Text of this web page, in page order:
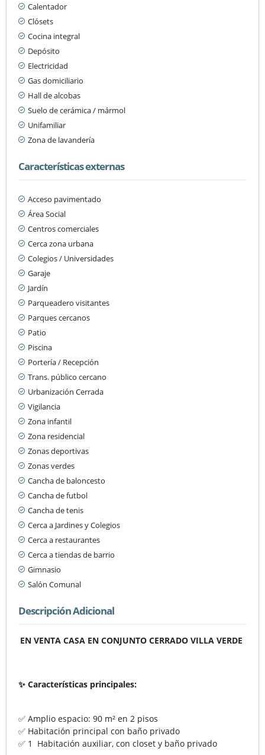
Calentador
Clósets
Cocina integral
Depósito
Electricidad
Gas domiciliario
Hall de alcobas
Suelo de cerámica / mármol
Unifamiliar
Zona de lavandería
Características externas
Acceso pavimentado
Área Social
Centros comerciales
Cerca zona urbana
Colegios / Universidades
Garaje
Jardín
Parqueadero visitantes
Parques cercanos
Patio
Piscina
Portería / Recepción
Trans. público cercano
Urbanización Cerrada
Vigilancia
Zona infantil
Zona residencial
Zonas deportivas
Zonas verdes
Cancha de baloncesto
Cancha de futbol
Cancha de tenis
Cerca a Jardines y Colegios
Cerca a restaurantes
Cerca a tiendas de barrio
Gimnasio
Salón Comunal
Descripción Adicional
EN VENTA CASA EN CONJUNTO CERRADO VILLA VERDE
✨ Características principales:
✅ Amplio espacio: 90 m² en 2 pisos
✅ Habitación principal con baño privado
✅ 1 Habitación auxiliar, con closet y baño privado